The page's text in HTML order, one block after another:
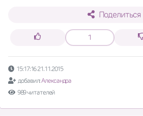
Поделиться
1
15:17:16 21.11.2015
добавил:Александра
989 читателей